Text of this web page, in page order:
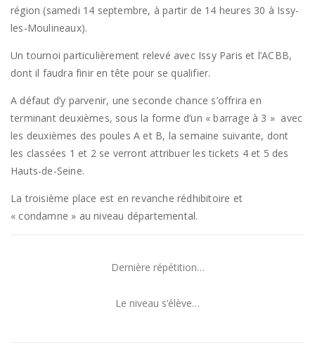
région (samedi 14 septembre, à partir de 14 heures 30 à Issy-
les-Moulineaux).
Un tournoi particulièrement relevé avec Issy Paris et l’ACBB,
dont il faudra finir en tête pour se qualifier.
A défaut d’y parvenir, une seconde chance s’offrira en
terminant deuxièmes, sous la forme d’un « barrage à 3 » avec
les deuxièmes des poules A et B, la semaine suivante, dont
les classées 1 et 2 se verront attribuer les tickets 4 et 5 des
Hauts-de-Seine.
La troisième place est en revanche rédhibitoire et
« condamne » au niveau départemental.
Dernière répétition…
Le niveau s’élève…